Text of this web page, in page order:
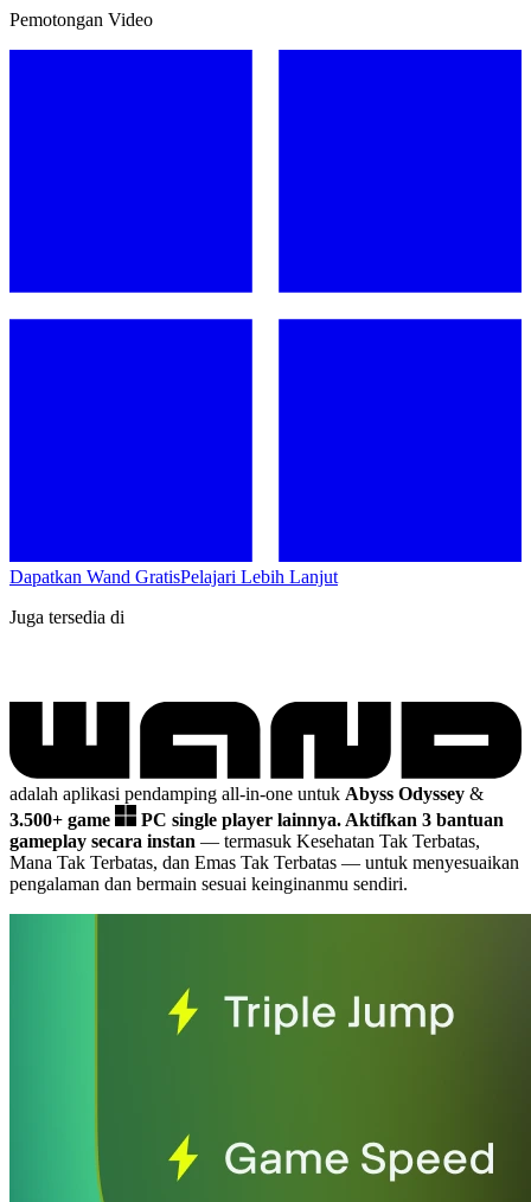
Pemotongan Video
Dapatkan Wand GratisPelajari Lebih Lanjut
Juga tersedia di
adalah aplikasi pendamping all-in-one untuk Abyss Odyssey &
3.500+ game
PC single player lainnya. Aktifkan 3 bantuan
gameplay secara instan — termasuk Kesehatan Tak Terbatas,
Mana Tak Terbatas, dan Emas Tak Terbatas — untuk menyesuaikan
pengalaman dan bermain sesuai keinginanmu sendiri.